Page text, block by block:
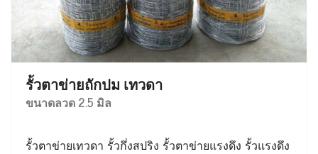
รั้วตาข่ายถักปม เทวดา
ขนาดลวด 2.5 มิล
รั้วตาข่ายเทวดา รั้วกึ่งสปริง รั้วตาข่ายแรงดึง รั้วแรงดึง